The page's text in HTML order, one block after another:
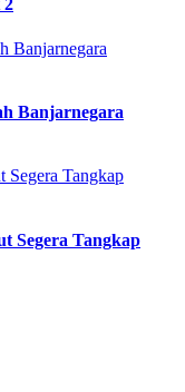
2
Banjarnegara
Segera Tangkap